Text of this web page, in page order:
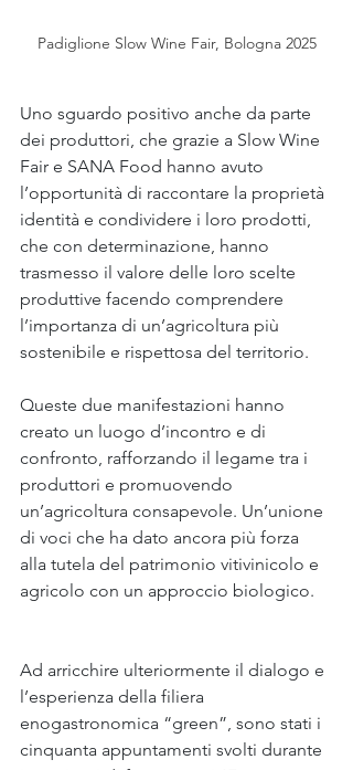
Padiglione Slow Wine Fair, Bologna 2025
Uno sguardo positivo anche da parte
dei produttori, che grazie a Slow Wine
Fair e SANA Food hanno avuto
l’opportunità di raccontare la proprietà
identità e condividere i loro prodotti,
che con determinazione, hanno
trasmesso il valore delle loro scelte
produttive facendo comprendere
l’importanza di un’agricoltura più
sostenibile e rispettosa del territorio.
Queste due manifestazioni hanno
creato un luogo d’incontro e di
confronto, rafforzando il legame tra i
produttori e promuovendo
un’agricoltura consapevole. Un’unione
di voci che ha dato ancora più forza
alla tutela del patrimonio vitivinicolo e
agricolo con un approccio biologico.
Ad arricchire ulteriormente il dialogo e
l’esperienza della filiera
enogastronomica “green”, sono stati i
cinquanta appuntamenti svolti durante